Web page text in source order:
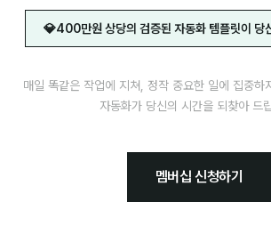
💎400만원 상당의 검증된 자동화 템플릿이 당
매일 똑같은 작업에 지쳐, 정작 중요한 일에 집중하
자동화가 당신의 시간을 되찾아 드
멤버십 신청하기